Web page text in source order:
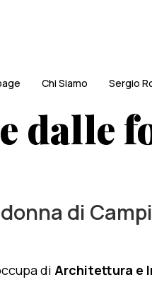
Chi Siamo Sergio
dalle
di
di Architettura e